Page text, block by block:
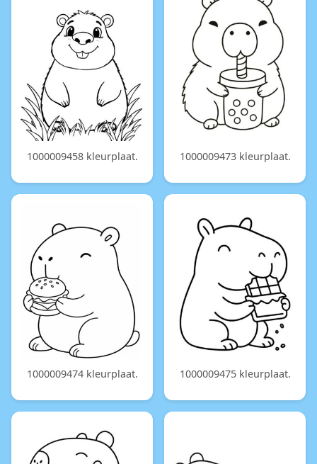
1000009458 kleurplaat. 1000009473 kleurplaat.
1000009474 kleurplaat. 1000009475 kleurplaat.